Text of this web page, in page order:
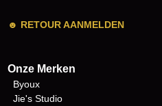
☻ RETOUR AANMELDEN
Onze Merken
Byoux
Jie's Studio